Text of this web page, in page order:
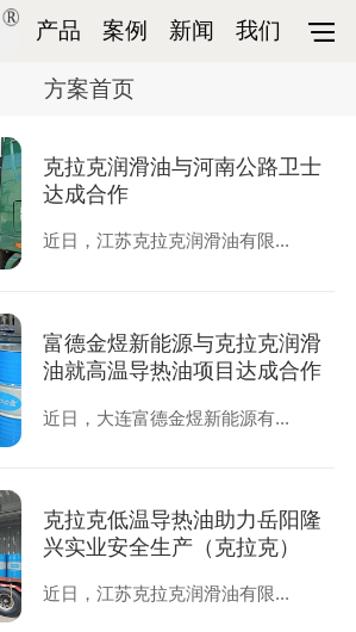
产品 案例 新闻 我们
方案首页
克拉克润滑油与河南公路卫士
达成合作
近日，江苏克拉克润滑油有限...
富德金煜新能源与克拉克润滑
油就高温导热油项目达成合作
近日，大连富德金煜新能源有...
克拉克低温导热油助力岳阳隆
兴实业安全生产（克拉克）
近日，江苏克拉克润滑油有限...